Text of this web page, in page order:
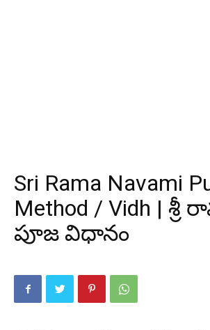
Sri Rama Navami
Method / Vidh |
పూజ విధానం